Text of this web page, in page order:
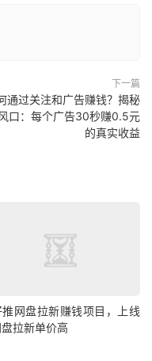
下一篇
通过关注和广告赚钱？揭秘
口：每个广告30秒赚0.5元
的真实收益
网盘拉新赚钱项目，上线
拉新单价高